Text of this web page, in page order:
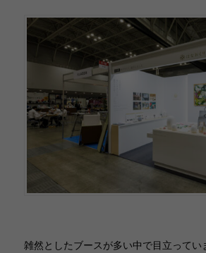
雑然としたブースが多い中で目立ってい